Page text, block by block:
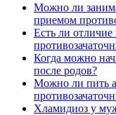
Можно ли
приемом
Есть ли
Когда можно
после родов?
Можно ли пить
Хламидиоз у